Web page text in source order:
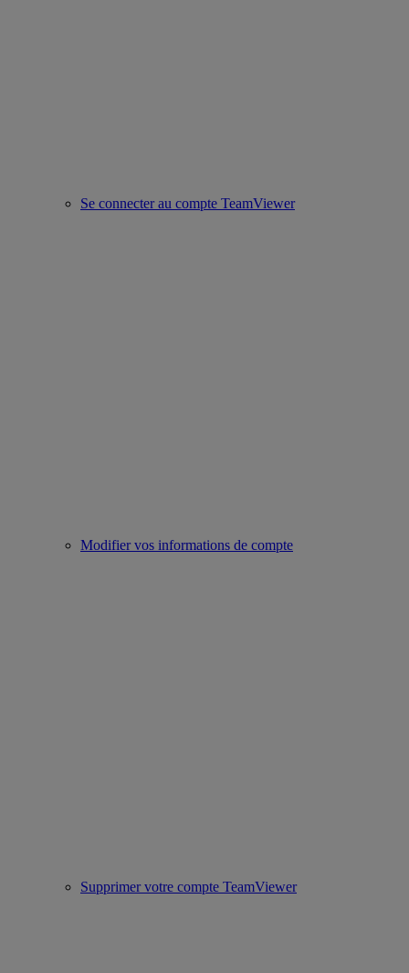
Se connecter au compte TeamViewer
Modifier vos informations de compte
Supprimer votre compte TeamViewer